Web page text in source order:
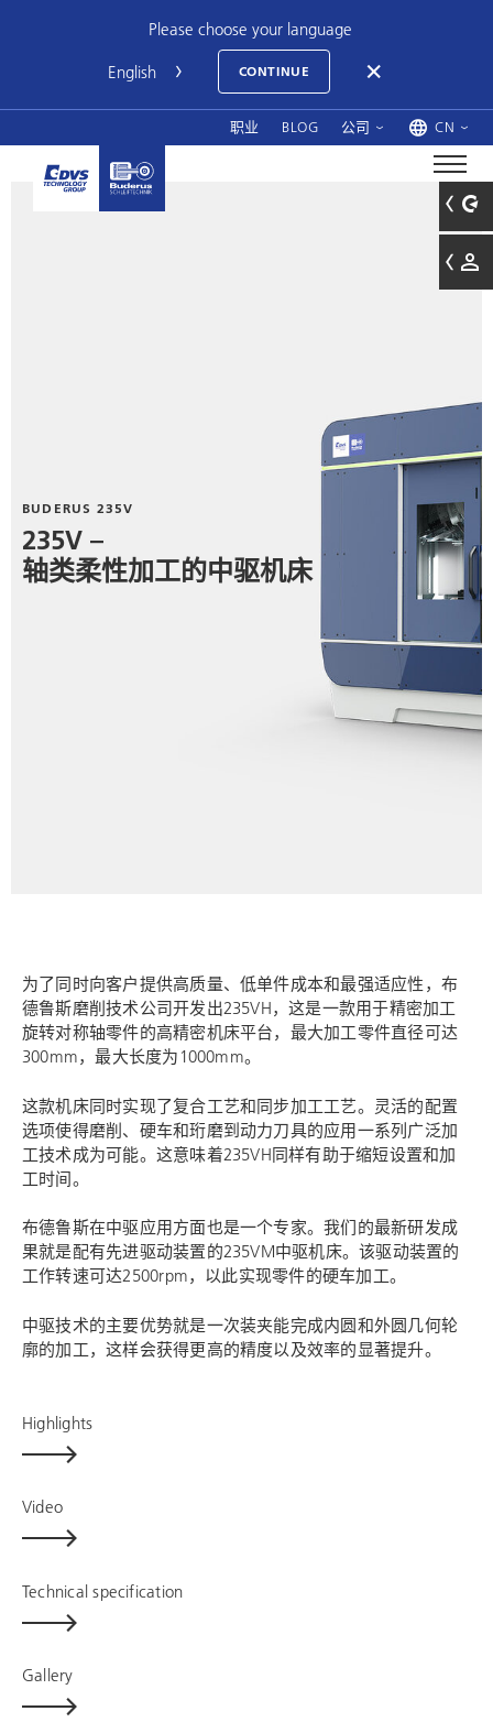
Please choose your language
CONTINUE
职业 BLOG 公司 CN
BUDERUS 235V
235V –
轴类柔性加工的中驱机床
Highlights
Video
Technical specification
Gallery
为了同时向客户提供高质量、低单件成本和最强适应性，布
德鲁斯磨削技术公司开发出235VH，这是一款用于精密加工
旋转对称轴零件的高精密机床平台，最大加工零件直径可达
300mm，最大长度为1000mm。
这款机床同时实现了复合工艺和同步加工工艺。灵活的配置
选项使得磨削、硬车和珩磨到动力刀具的应用一系列广泛加
工技术成为可能。这意味着235VH同样有助于缩短设置和加
工时间。
布德鲁斯在中驱应用方面也是一个专家。我们的最新研发成
果就是配有先进驱动装置的235VM中驱机床。该驱动装置的
工作转速可达2500rpm，以此实现零件的硬车加工。
中驱技术的主要优势就是一次装夹能完成内圆和外圆几何轮
廓的加工，这样会获得更高的精度以及效率的显著提升。